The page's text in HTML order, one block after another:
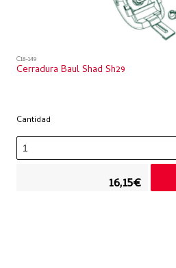
C18-149
Cerradura Baul Shad Sh29
Cantidad
16,15€